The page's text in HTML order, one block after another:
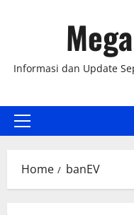
Informasi dan Update
Primary
Home banEV